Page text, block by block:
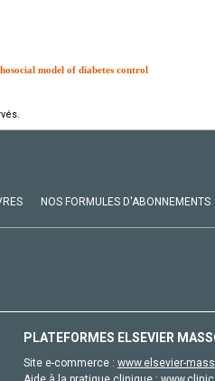
model of diabetes control
NOS FORMULES D'ABONNEMENTS
PLATEFORMES ELSEVIER
Site e-commerce : www.elsevier-